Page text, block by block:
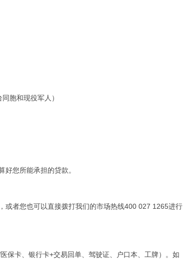
胞和现役军人）
您所能承担的贷款。
者您也可以直接拨打我们的市场热线400 027 1265进行
卡、银行卡+交易回单、驾驶证、户口本、工牌）。如